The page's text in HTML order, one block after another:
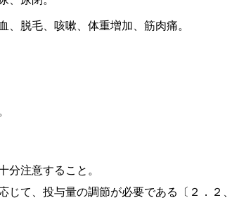
脱毛、咳嗽、体重増加、筋肉痛。
注意すること。
て、投与量の調節が必要である〔２．２、